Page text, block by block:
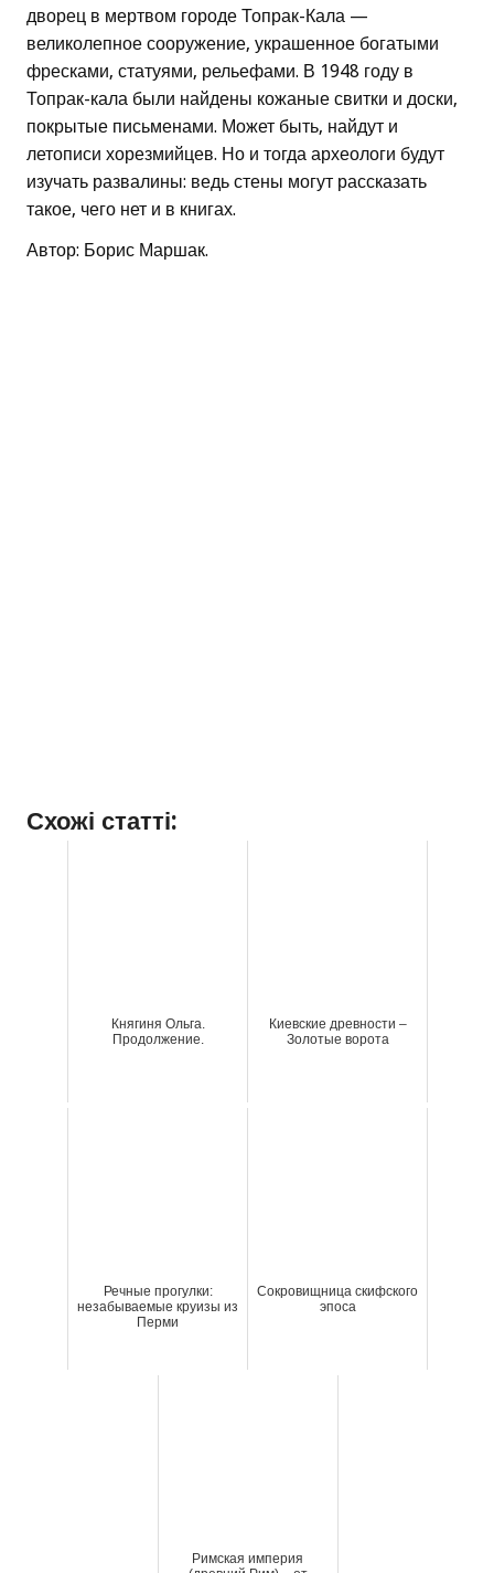
дворец в мертвом городе Топрак-Кала —
великолепное сооружение, украшенное богатыми
фресками, статуями, рельефами. В 1948 году в
Топрак-кала были найдены кожаные свитки и доски,
покрытые письменами. Может быть, найдут и
летописи хорезмийцев. Но и тогда археологи будут
изучать развалины: ведь стены могут рассказать
такое, чего нет и в книгах.
Автор: Борис Маршак.
Схожі статті:
Княгиня Ольга.
Продолжение.
Киевские древности –
Золотые ворота
Речные прогулки:
незабываемые круизы из
Перми
Сокровищница скифского
эпоса
Римская империя